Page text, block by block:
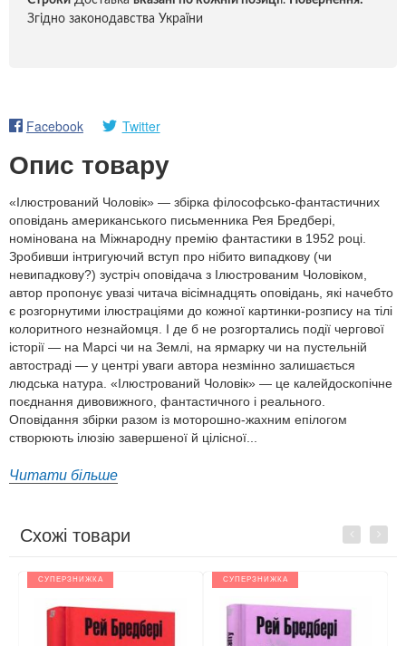
Згідно законодавства України
Facebook Twitter
Опис товару
«Ілюстрований Чоловік» — збірка філософсько-фантастичних
оповідань американського письменника Рея Бредбері,
номінована на Міжнародну премію фантастики в 1952 році.
Зробивши інтригуючий вступ про нібито випадкову (чи
невипадкову?) зустріч оповідача з Ілюстрованим Чоловіком,
автор пропонує увазі читача вісімнадцять оповідань, які начебто
є розгорнутими ілюстраціями до кожної картинки-розпису на тілі
колоритного незнайомця. І де б не розгортались події чергової
історії — на Марсі чи на Землі, на ярмарку чи на пустельній
автостраді — у центрі уваги автора незмінно залишається
людська натура. «Ілюстрований Чоловік» — це калейдоскопічне
поєднання дивовижного, фантастичного і реального.
Оповідання збірки разом із моторошно-жахним епілогом
створюють ілюзію завершеної й цілісної...
Читати більше
Схожі товари Previous
СУПЕРЗНИЖКА СУПЕРЗНИЖКА
Next